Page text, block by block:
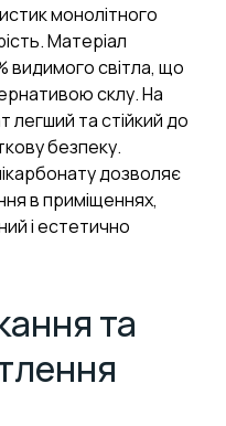
монолітного
Матеріал
видимого світла, що
склу. На
легший та стійкий до
безпеку.
дозволяє
в приміщеннях,
і естетично
та